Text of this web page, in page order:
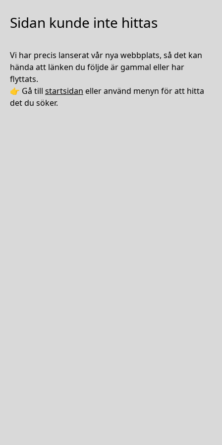
Sidan kunde inte hittas
Vi har precis lanserat vår nya webbplats, så det kan
hända att länken du följde är gammal eller har
flyttats.
👉 Gå till startsidan eller använd menyn för att hitta
det du söker.